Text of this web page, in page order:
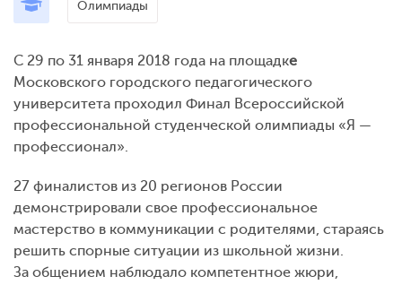
Олимпиады
C 29 по 31 января 2018 года на площадке
Московского городского педагогического
университета проходил Финал Всероссийской
профессиональной студенческой олимпиады «Я —
профессионал».
27 финалистов из 20 регионов России
демонстрировали свое профессиональное
мастерство в коммуникации с родителями, стараясь
решить спорные ситуации из школьной жизни.
За общением наблюдало компетентное жюри,